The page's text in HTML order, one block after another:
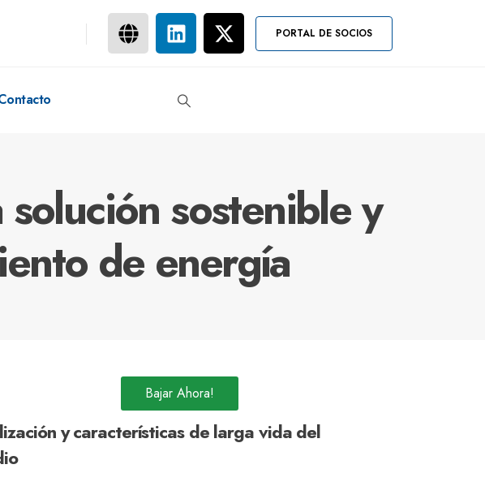
PORTAL DE SOCIOS
sostenible y
de energía
Bajar Ahora!
y características de larga vida del